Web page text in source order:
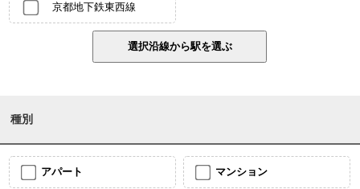
京都地下鉄東西線
種別
アパート マンション